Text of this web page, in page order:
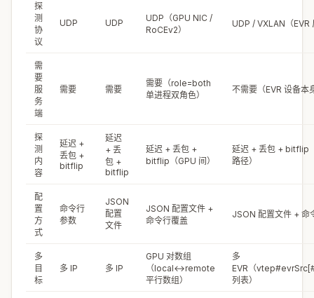
探
测
协
议
UDP UDP
UDP（GPU NIC /
RoCEv2）
UDP / VXLAN（EVR
需
要
服
务
端
需要 需要
需要（role=both
单进程双角色）
不需要（EVR 设备本
探
测
内
容
延迟 +
丢包 +
bitflip
延迟
+ 丢
包 +
bitflip
延迟 + 丢包 +
bitflip（GPU 间）
延迟 + 丢包 + bitflip
路径）
配
置
方
式
命令行
参数
JSON
配置
文件
JSON 配置文件 +
命令行覆盖
JSON 配置文件 + 命
多
目
标
多 IP 多 IP
GPU 对数组
（local↔remote
平行数组）
多
EVR（
列表）